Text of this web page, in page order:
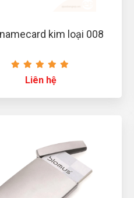
kim loại 008
Liên hệ